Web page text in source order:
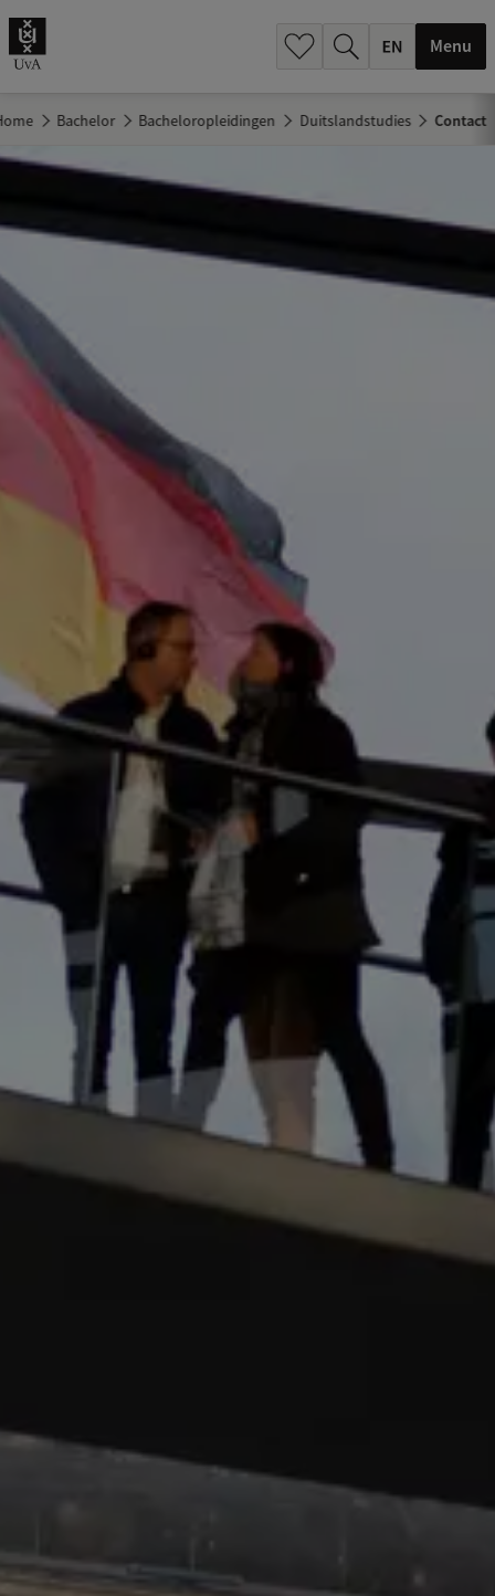
Menu
Bachelor Bacheloropleidingen Duitslandstudies Contact